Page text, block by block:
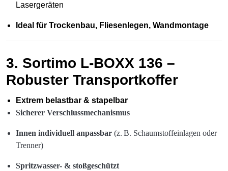
Lasergeräten
Ideal für Trockenbau, Fliesenlegen, Wandmontage
3. Sortimo L-BOXX 136 –
Robuster Transportkoffer
Extrem belastbar & stapelbar
Sicherer Verschlussmechanismus
Innen individuell anpassbar (z. B. Schaumstoffeinlagen oder
Trenner)
Spritzwasser- & stoßgeschützt